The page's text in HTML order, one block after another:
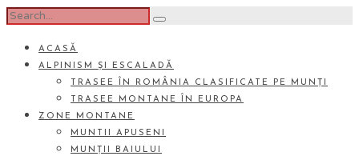
ACASĂ
ALPINISM ȘI ESCALADĂ
TRASEE ÎN ROMÂNIA CLASIFICATE PE MUNȚI
TRASEE MONTANE ÎN EUROPA
ZONE MONTANE
MUNTII APUSENI
MUNȚII BAIULUI